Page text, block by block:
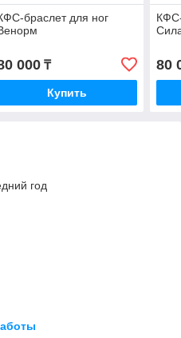
браслет для ног
000₸
Купить
80
год